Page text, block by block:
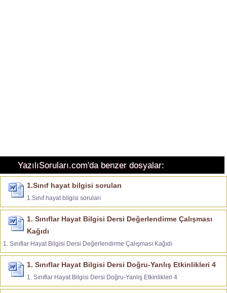
YazılıSoruları.com'da benzer dosyalar:
1.Sınıf hayat bilgisi soruları
1.Sınıf hayat bilgisi soruları
1. Sınıflar Hayat Bilgisi Dersi Değerlendirme Çalışması
Kağıdı
1. Sınıflar Hayat Bilgisi Dersi Değerlendirme Çalışması Kağıdı
1. Sınıflar Hayat Bilgisi Dersi Doğru-Yanlış Etkinlikleri 4
1. Sınıflar Hayat Bilgisi Dersi Doğru-Yanlış Etkinlikleri 4